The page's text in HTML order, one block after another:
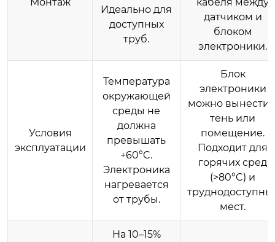
Идеально для
доступных
труб.
датчиком и
блоком
электроники.
Условия
эксплуатации
Температура
окружающей
среды не
должна
превышать
+60°C.
Электроника
нагревается
от трубы.
Блок
электроники
можно вынести
тень или
помещение.
Подходит для
горячих сред
(>80°C) и
мест.
На 10–15%